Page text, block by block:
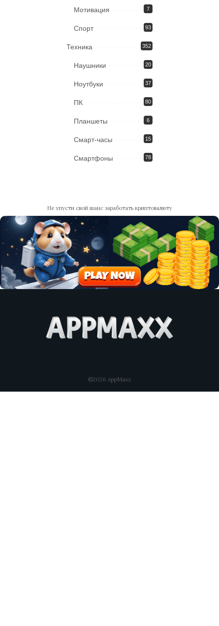
Мотивация 7
Спорт 93
Техника 352
Наушники 20
Ноутбуки 37
ПК 80
Планшеты 6
Смарт-часы 15
Смартфоны 78
Не упусти свой шанс заработать криптовалюту
©2026 AppMaxx